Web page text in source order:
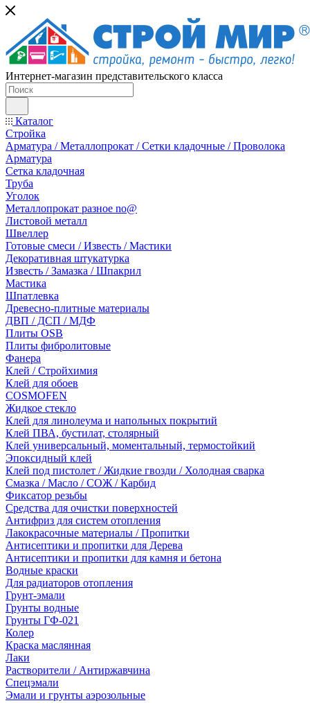
Интернет-магазин представительского класса
Каталог
Стройка
Арматура / Металлопрокат / Сетки кладочные / Проволока
Арматура
Сетка кладочная
Труба
Уголок
Металлопрокат разное no@
Листовой металл
Швеллер
Готовые смеси / Известь / Мастики
Декоративная штукатурка
Известь / Замазка / Шпакрил
Мастика
Шпатлевка
Древесно-плитные материалы
ДВП / ДСП / МДФ
Плиты OSB
Плиты фибролитовые
Фанера
Клей / Стройхимия
Клей для обоев
COSMOFEN
Жидкое стекло
Клей для линолеума и напольных покрытий
Клей ПВА, бустилат, столярный
Клей универсальный, моментальный, термостойкий
Эпоксидный клей
Клей под пистолет / Жидкие гвозди / Холодная сварка
Смазка / Масло / СОЖ / Карбид
Фиксатор резьбы
Средства для очистки поверхностей
Антифриз для систем отопления
Лакокрасочные материалы / Пропитки
Антисептики и пропитки для Дерева
Антисептики и пропитки для камня и бетона
Водные краски
Для радиаторов отопления
Грунт-эмали
Грунты водные
Грунты ГФ-021
Колер
Краска маслянная
Лаки
Растворители / Антиржавчина
Спецэмали
Эмали и грунты аэрозольные